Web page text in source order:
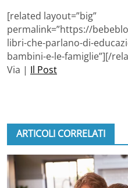
[related layout=”big”
permalink=”https://
libri-che-parlano-di-
bambini-e-le-famiglie”][/
Via | Il Post
ARTICOLI CORRELATI